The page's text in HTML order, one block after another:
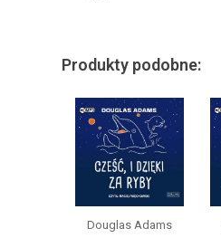
Produkty podobne:
Douglas Adams